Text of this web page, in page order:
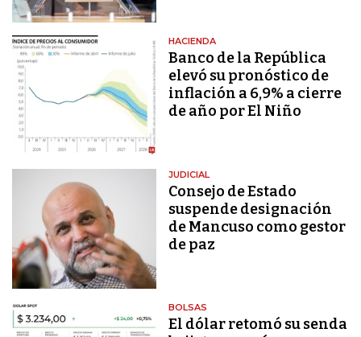
HACIENDA
Banco de la República
elevó su pronóstico de
inflación a 6,9% a cierre
de año por El Niño
JUDICIAL
Consejo de Estado
suspende designación
de Mancuso como gestor
de paz
BOLSAS
El dólar retomó su senda